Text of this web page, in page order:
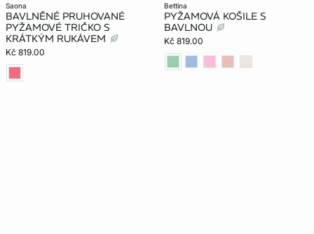
saona
BAVLNĚNÉ PRUHOVANÉ
PYŽAMOVÉ TRIČKO S
KRÁTKÝM RUKÁVEM
Kč 819.00
bettina
PYŽAMOVÁ KOŠILE S
BAVLNOU
Kč 819.00